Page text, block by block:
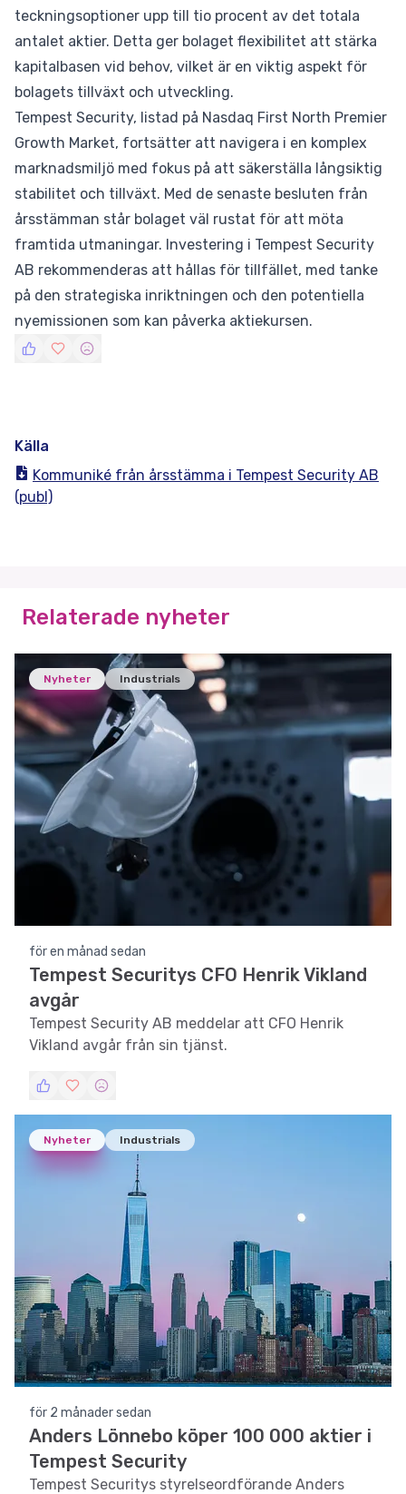
teckningsoptioner upp till tio procent av det totala
antalet aktier. Detta ger bolaget flexibilitet att stärka
kapitalbasen vid behov, vilket är en viktig aspekt för
bolagets tillväxt och utveckling.
Tempest Security, listad på Nasdaq First North Premier
Growth Market, fortsätter att navigera i en komplex
marknadsmiljö med fokus på att säkerställa långsiktig
stabilitet och tillväxt. Med de senaste besluten från
årsstämman står bolaget väl rustat för att möta
framtida utmaningar. Investering i Tempest Security
AB rekommenderas att hållas för tillfället, med tanke
på den strategiska inriktningen och den potentiella
nyemissionen som kan påverka aktiekursen.
Källa
Kommuniké från årsstämma i Tempest Security AB
(publ)
Relaterade nyheter
Nyheter Industrials
för en månad sedan
Tempest Securitys CFO Henrik Vikland
avgår
Tempest Security AB meddelar att CFO Henrik
Vikland avgår från sin tjänst.
Nyheter Industrials
för 2 månader sedan
Anders Lönnebo köper 100 000 aktier i
Tempest Security
Tempest Securitys styrelseordförande Anders